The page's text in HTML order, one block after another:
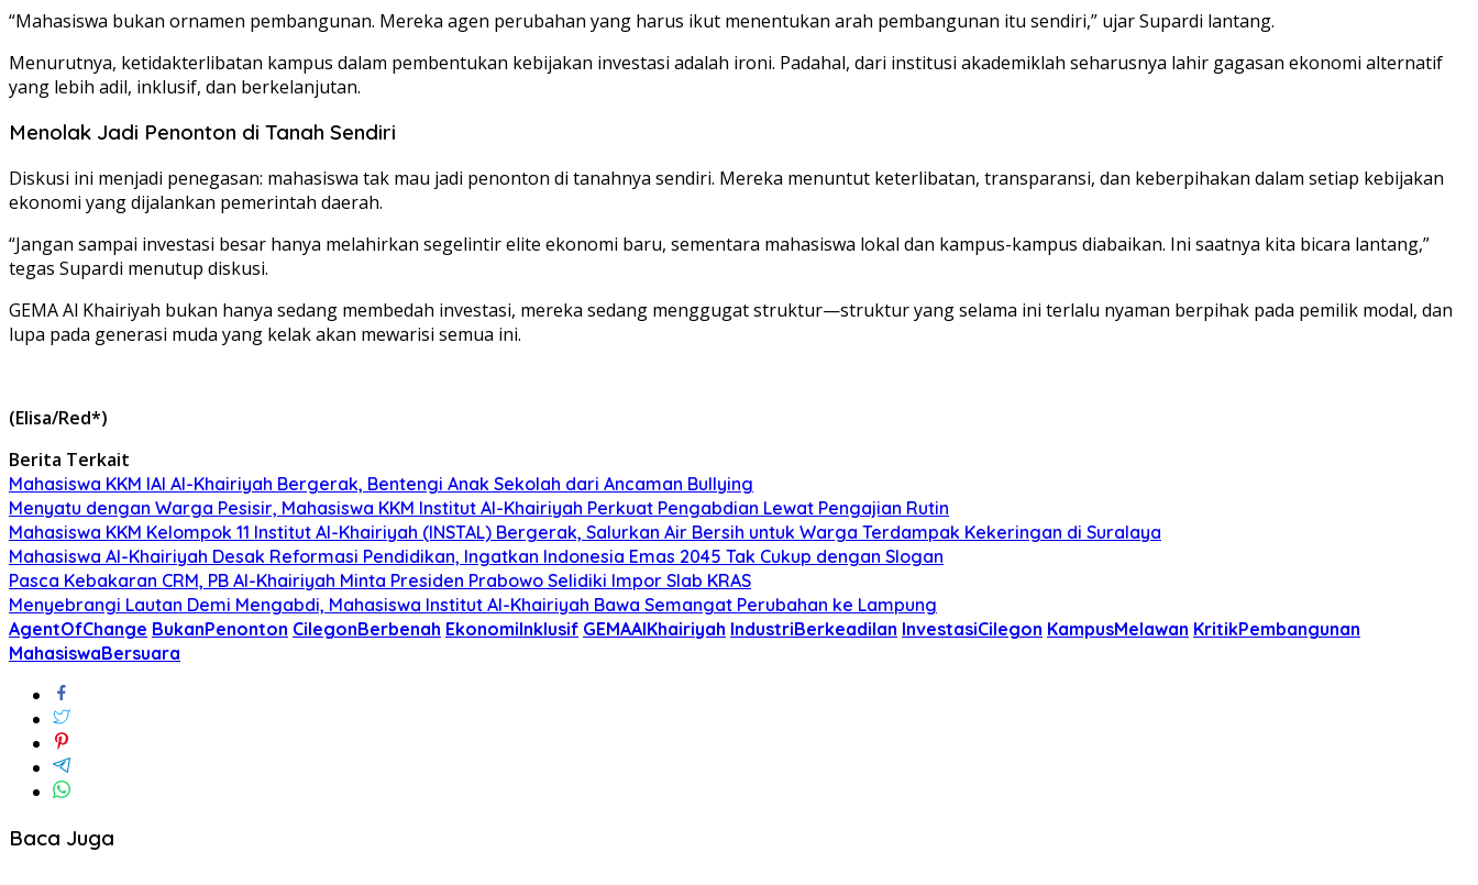
“Mahasiswa bukan ornamen pembangunan. Mereka agen perubahan yang harus ikut menentukan arah pembangunan itu sendiri,” ujar Supardi lantang.
Menurutnya, ketidakterlibatan kampus dalam pembentukan kebijakan investasi adalah ironi. Padahal, dari institusi akademiklah seharusnya lahir gagasan ekonomi alternatif
yang lebih adil, inklusif, dan berkelanjutan.
Menolak Jadi Penonton di Tanah Sendiri
Diskusi ini menjadi penegasan: mahasiswa tak mau jadi penonton di tanahnya sendiri. Mereka menuntut keterlibatan, transparansi, dan keberpihakan dalam setiap kebijakan
ekonomi yang dijalankan pemerintah daerah.
“Jangan sampai investasi besar hanya melahirkan segelintir elite ekonomi baru, sementara mahasiswa lokal dan kampus-kampus diabaikan. Ini saatnya kita bicara lantang,”
tegas Supardi menutup diskusi.
GEMA Al Khairiyah bukan hanya sedang membedah investasi, mereka sedang menggugat struktur—struktur yang selama ini terlalu nyaman berpihak pada pemilik modal, dan
lupa pada generasi muda yang kelak akan mewarisi semua ini.
(Elisa/Red*)
Berita Terkait
Mahasiswa KKM IAI Al-Khairiyah Bergerak, Bentengi Anak Sekolah dari Ancaman Bullying
Menyatu dengan Warga Pesisir, Mahasiswa KKM Institut Al-Khairiyah Perkuat Pengabdian Lewat Pengajian Rutin
Mahasiswa KKM Kelompok 11 Institut Al-Khairiyah (INSTAL) Bergerak, Salurkan Air Bersih untuk Warga Terdampak Kekeringan di Suralaya
Mahasiswa Al-Khairiyah Desak Reformasi Pendidikan, Ingatkan Indonesia Emas 2045 Tak Cukup dengan Slogan
Pasca Kebakaran CRM, PB Al-Khairiyah Minta Presiden Prabowo Selidiki Impor Slab KRAS
Menyebrangi Lautan Demi Mengabdi, Mahasiswa Institut Al-Khairiyah Bawa Semangat Perubahan ke Lampung
AgentOfChange BukanPenonton CilegonBerbenah EkonomiInklusif GEMAAlKhairiyah IndustriBerkeadilan InvestasiCilegon KampusMelawan KritikPembangunan
MahasiswaBersuara
Baca Juga